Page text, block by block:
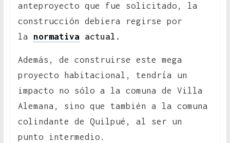
anteproyecto que fue solicitado, la
construcción debiera regirse por
la normativa actual.
Además, de construirse este mega
proyecto habitacional, tendría un
impacto no sólo a la comuna de Villa
Alemana, sino que también a la comuna
colindante de Quilpué, al ser un
punto intermedio.